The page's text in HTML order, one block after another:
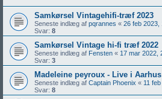
Samkørsel Vintagehifi-træf 2023
Seneste indlæg af pqrannes « 26 feb 2023,
Svar: 8
Samkørsel Vintage hi-fi træf 2022
Seneste indlæg af Fensten « 17 mar 2022,
Svar: 3
Madeleine peyroux - Live i
Seneste indlæg af Captain Phoenix « 11
Svar: 8